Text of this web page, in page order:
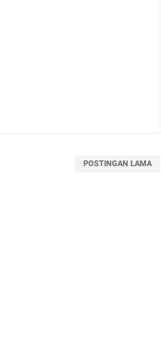
POSTINGAN LAMA